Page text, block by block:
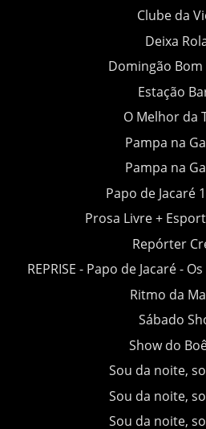
Clube da
Deixa
Domingão Bom
Estação
O Melhor da
Pampa na
Pampa na
Papo de Jacaré
Prosa Livre +
Repórter
REPRISE - Papo de Jacaré -
Ritmo da
Sábado
Show do
Sou da noite,
Sou da noite,
Sou da noite,